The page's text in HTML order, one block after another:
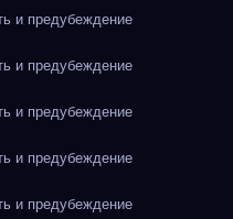
и предубеждение
и предубеждение
и предубеждение
и предубеждение
и предубеждение